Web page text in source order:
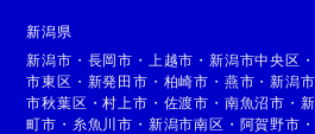
新潟県
新潟市 ・ 長岡市 ・ 上越市 ・新潟市中央区 ・
市東区 ・ 新発田市 ・ 柏崎市 ・ 燕市 ・新潟
市秋葉区 ・村上市 ・ 佐渡市 ・ 南魚沼市 ・
町市 ・ 糸魚川市 ・ 新潟市南区 ・ 阿賀野市 ・